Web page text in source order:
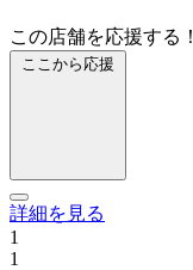
この店舗を応援する！
ここから応援
詳細を見る
1
1